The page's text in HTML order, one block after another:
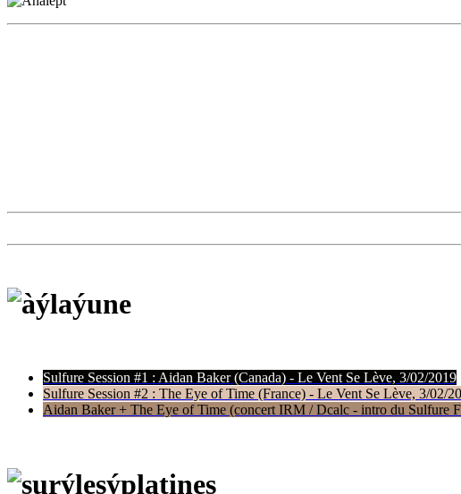
Sulfure Session #1 : Aidan Baker (Canada) - Le Vent Se Lève, 3/02/2019
Sulfure Session #2 : The Eye of Time (France) - Le Vent Se Lève, 3/02/
Aidan Baker + The Eye of Time (concert IRM / Dcalc - intro du Sulfure